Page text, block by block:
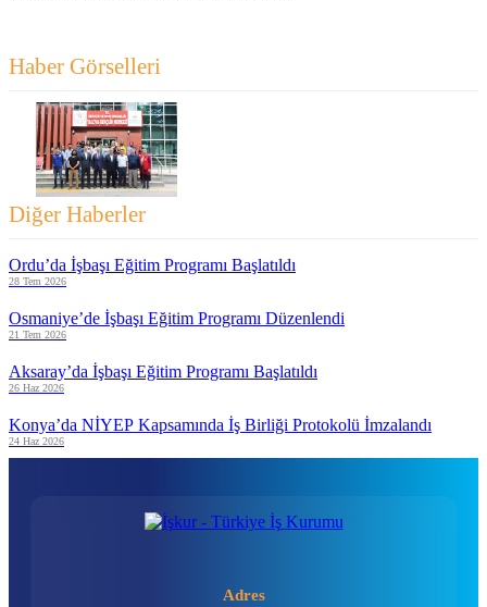
Haber Görselleri
Diğer Haberler
Ordu’da İşbaşı Eğitim Programı Başlatıldı
28 Tem 2026
Osmaniye’de İşbaşı Eğitim Programı Düzenlendi
21 Tem 2026
Aksaray’da İşbaşı Eğitim Programı Başlatıldı
26 Haz 2026
Konya’da NİYEP Kapsamında İş Birliği Protokolü İmzalandı
24 Haz 2026
Adres